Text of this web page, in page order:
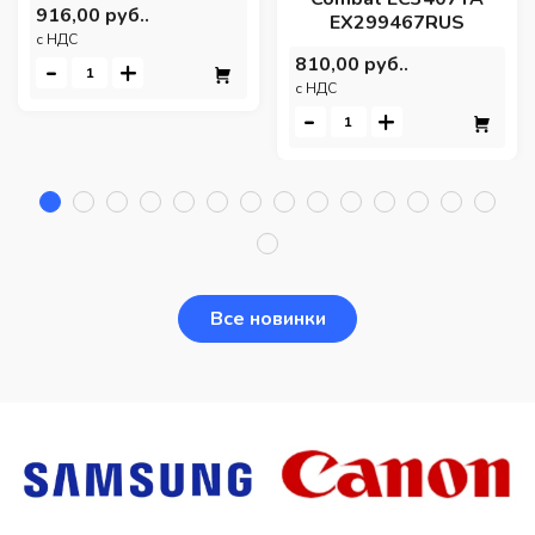
916,00 руб..
c НДС
- +
EX299467RUS
810,00 руб..
c НДС
- +
Все новинки